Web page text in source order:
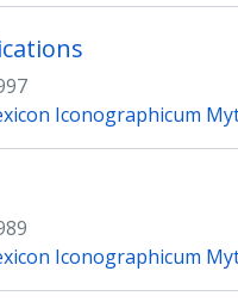
Iconographicum
Iconographicum